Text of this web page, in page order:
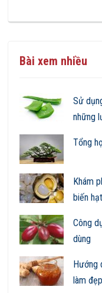
Bài xem nhiều
Sử
những
Tổng
Khám
biến
Công
dùng
Hướng
làm đẹp